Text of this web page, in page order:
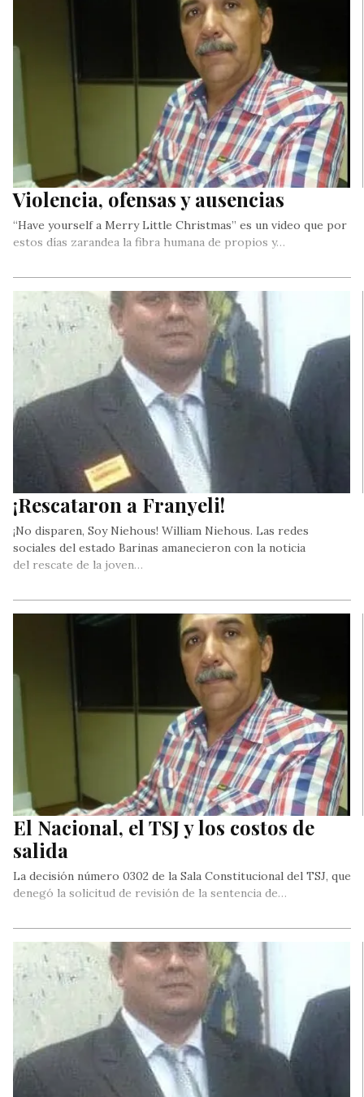
Violencia, ofensas y ausencias
“Have yourself a Merry Little Christmas” es un video que por
estos días zarandea la fibra humana de propios y…
¡Rescataron a Franyeli!
¡No disparen, Soy Niehous! William Niehous. Las redes
sociales del estado Barinas amanecieron con la noticia
del rescate de la joven…
El Nacional, el TSJ y los costos de
salida
La decisión número 0302 de la Sala Constitucional del TSJ, que
denegó la solicitud de revisión de la sentencia de…